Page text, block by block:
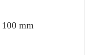
mm